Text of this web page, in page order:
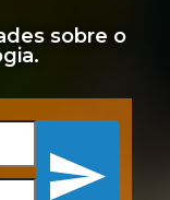
sobre o
Inscreva-se